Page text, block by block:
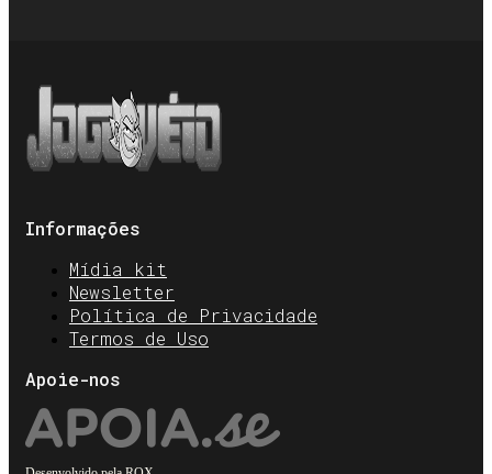
Informações
Mídia kit
Newsletter
Política de Privacidade
Termos de Uso
Apoie-nos